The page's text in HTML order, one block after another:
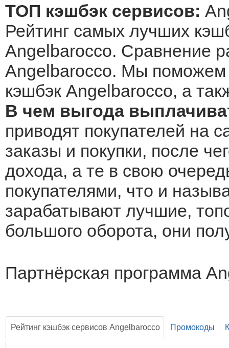
ТОП кэшбэк сервисов:
Рейтинг самых лучших
Angelbarocco. Сравнение
Angelbarocco. Мы поможем
кэшбэк Angelbarocco, а
В чем выгода
приводят покупателей на
заказы и покупки, после
дохода, а те в свою
покупателями, что и
зарабатывают лучшие,
большого оборота, они
Партнёрская программа
Рейтинг кэшбэк сервисов Angelbarocco Промокоды